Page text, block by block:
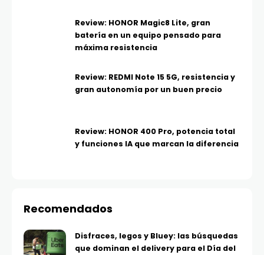
Review: HONOR Magic8 Lite, gran
batería en un equipo pensado para
máxima resistencia
Review: REDMI Note 15 5G, resistencia y
gran autonomía por un buen precio
Review: HONOR 400 Pro, potencia total
y funciones IA que marcan la diferencia
Recomendados
Disfraces, legos y Bluey: las búsquedas
que dominan el delivery para el Día del